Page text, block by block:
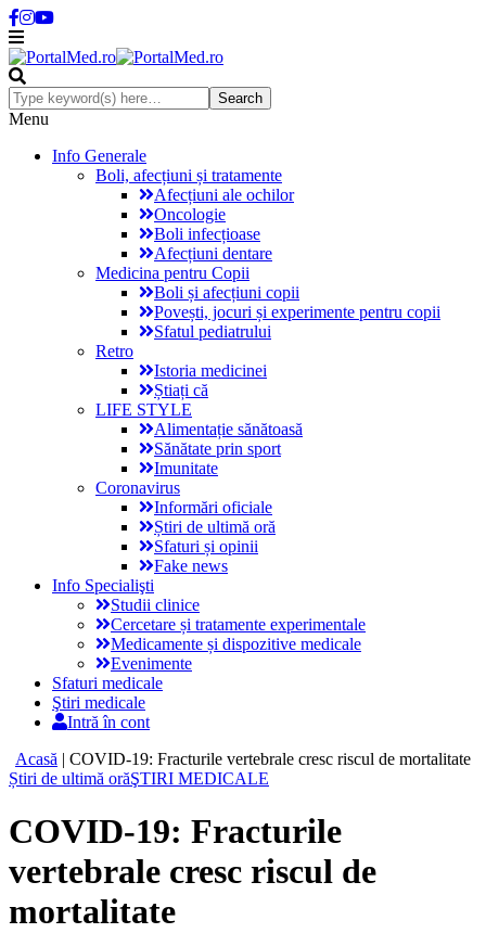
Menu
Info Generale
Boli, afecțiuni și tratamente
Afecțiuni ale ochilor
Oncologie
Boli infecțioase
Afecțiuni dentare
Medicina pentru Copii
Boli și afecțiuni copii
Povești, jocuri și experimente pentru copii
Sfatul pediatrului
Retro
Istoria medicinei
Știați că
LIFE STYLE
Alimentație sănătoasă
Sănătate prin sport
Imunitate
Coronavirus
Informări oficiale
Știri de ultimă oră
Sfaturi și opinii
Fake news
Info Specialişti
Studii clinice
Cercetare și tratamente experimentale
Medicamente și dispozitive medicale
Evenimente
Sfaturi medicale
Ştiri medicale
Intră în cont
Acasă | COVID-19: Fracturile vertebrale cresc riscul de mortalitate
Știri de ultimă orăŞTIRI MEDICALE
COVID-19: Fracturile
vertebrale cresc riscul de
mortalitate